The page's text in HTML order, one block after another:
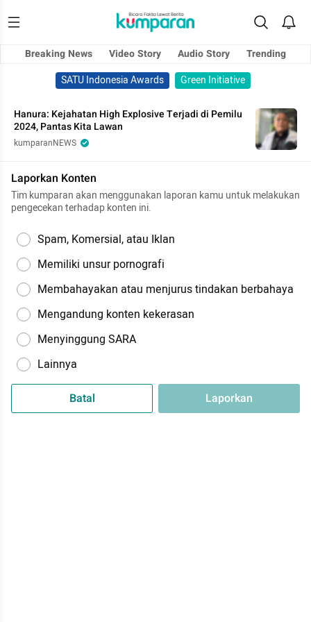
Breaking News Video Story Audio Story
Trending
SATU Indonesia Awards
Green Initiative
Hanura: Kejahatan High Explosive Terjadi di Pemilu
2024, Pantas Kita Lawan
kumparanNEWS
Laporkan Konten
Tim kumparan akan menggunakan laporan kamu untuk melakukan
pengecekan terhadap konten ini.
Spam, Komersial, atau Iklan
Memiliki unsur pornografi
Membahayakan atau menjurus tindakan berbahaya
Mengandung konten kekerasan
Menyinggung SARA
Lainnya
Batal Laporkan